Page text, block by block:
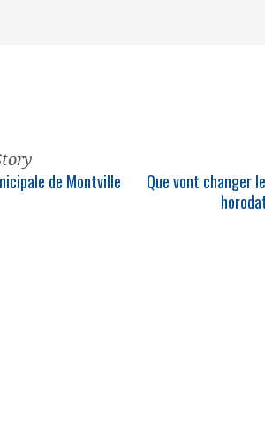
de Montville
Que vont changer